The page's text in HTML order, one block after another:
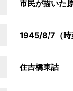
市民が描いた
1945/8/7（時
住吉橋東詰